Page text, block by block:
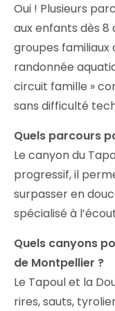
Oui ! Plusieurs
aux enfants dès
groupes familiaux
randonnée
circuit famille »
sans difficulté
Quels parcours
Le canyon du
progressif, il
surpasser en
spécialisé à
Quels canyons
de Montpellier ?
Le Tapoul et la
rires, sauts,